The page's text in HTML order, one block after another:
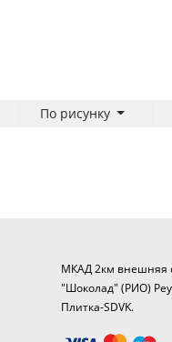
По рисунку
МКАД 2км внешняя
"Шоколад" (РИО)
Плитка-SDVK.